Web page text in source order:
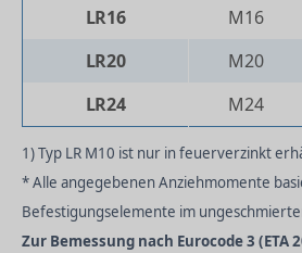
LR16
M16
LR20
M20
LR24
M24
1) Typ LR M10 ist nur in feuerverzinkt
* Alle angegebenen Anziehmomente
Befestigungselemente im
Zur Bemessung nach Eurocode 3 (ETA